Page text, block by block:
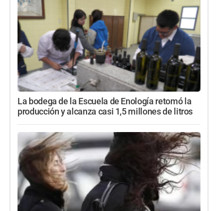
La bodega de la Escuela de Enología retomó la
producción y alcanza casi 1,5 millones de litros